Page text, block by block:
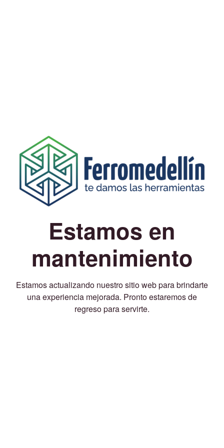
Estamos en
mantenimiento
Estamos actualizando nuestro sitio web para brindarte
una experiencia mejorada. Pronto estaremos de
regreso para servirte.